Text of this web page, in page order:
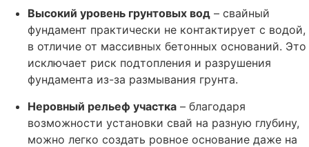
Высокий уровень грунтовых вод – свайный
фундамент практически не контактирует с водой,
в отличие от массивных бетонных оснований. Это
исключает риск подтопления и разрушения
фундамента из-за размывания грунта.
Неровный рельеф участка – благодаря
возможности установки свай на разную глубину,
можно легко создать ровное основание даже на